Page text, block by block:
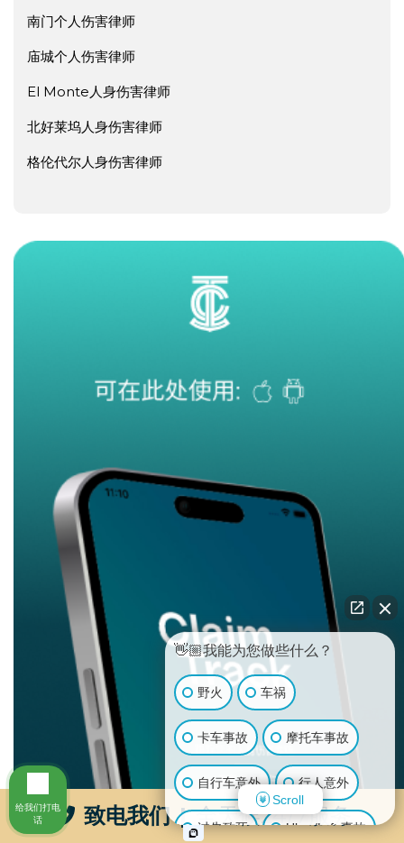
致电我们 | 全天候24/7服务
南门个人伤害律师
庙城个人伤害律师
El Monte人身伤害律师
北好莱坞人身伤害律师
格伦代尔人身伤害律师
👋🏼我能为您做些什么？
野火 车祸
卡车事故 摩托车事故
自行车意外 行人意外
过失致死 Uber/Lyft 事故
Scroll
给我们打电
话